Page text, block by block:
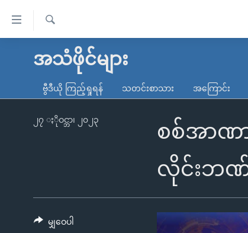
လွယ်ကူ
သည့်
မူလစာမျက်နှာ
ကမ္ဘာ့သတင်းများ
နိုင်ငံတကာ
မကြေးမုံရဲ့ အင်္ဂလိပ်စာ
ရေဒီယို
ရေဒီယိုနှင့်ရုပ်သံ အချက်အလက်များ
ရ
အသံဖိုင်များ
ဗွီဒီယို ကြည့်ရှုရန် သတင်းစာသား အကြောင်း
စစ်အာဏ
လိုင်းဘ
၂၇ ႏိုဝင္ဘာ၊ ၂၀၂၃
မျှဝေပါ